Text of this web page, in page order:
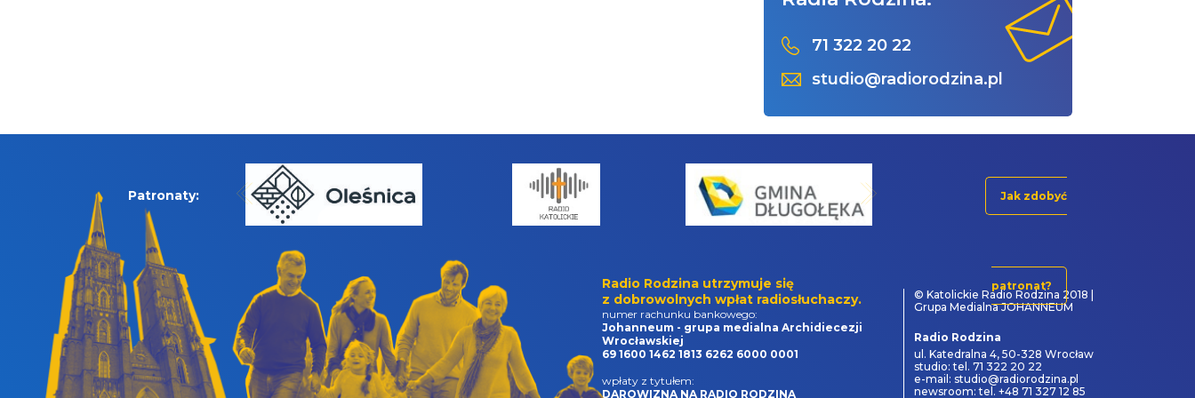
71 322 20 22
studio@radiorodzina.pl
Patronaty: Jak zdobyć
patronat?
Radio Rodzina utrzymuje się
z dobrowolnych wpłat radiosłuchaczy.
numer rachunku bankowego:
Johanneum - grupa medialna Archidiecezji
Wrocławskiej
69 1600 1462 1813 6262 6000 0001
wpłaty z tytułem:
DAROWIZNA NA RADIO RODZINA
© Katolickie Radio Rodzina 2018 |
Grupa Medialna JOHANNEUM
Radio Rodzina
ul. Katedralna 4, 50-328 Wrocław
studio: tel. 71 322 20 22
e-mail: studio@radiorodzina.pl
newsroom: tel. +48 71 327 12 85